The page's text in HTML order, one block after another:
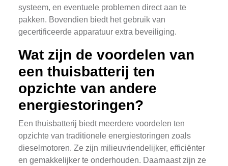
systeem, en eventuele problemen direct aan te
pakken. Bovendien biedt het gebruik van
gecertificeerde apparatuur extra beveiliging.
Wat zijn de voordelen van
een thuisbatterij ten
opzichte van andere
energiestoringen?
Een thuisbatterij biedt meerdere voordelen ten
opzichte van traditionele energiestoringen zoals
dieselmotoren. Ze zijn milieuvriendelijker, efficiënter
en gemakkelijker te onderhouden. Daarnaast zijn ze